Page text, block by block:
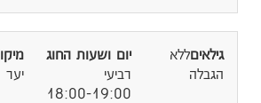
ללא
הגבלה
רביעי
18:00-19:00
יער